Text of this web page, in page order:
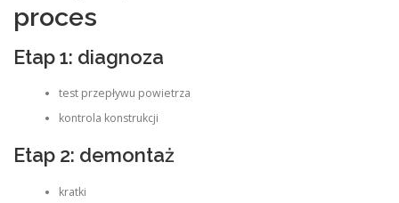
proces
Etap 1: diagnoza
test przepływu powietrza
kontrola konstrukcji
Etap 2: demontaż
kratki